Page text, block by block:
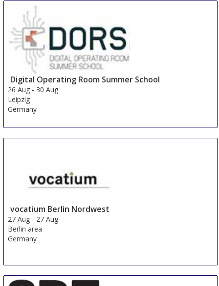
Academic Research & Global Innovation
24 Aug - 25 Aug
Beijing area
China
Digital Operating Room Summer School
26 Aug - 30 Aug
Leipzig
Germany
vocatium Berlin Nordwest
27 Aug - 27 Aug
Berlin area
Germany